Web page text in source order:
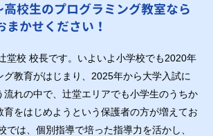
校生のプログラミング教室なら
まかせください！
堂校 校長です。いよいよ小学校でも2020年
グ教育がはじまり、2025年から大学入試に
流れの中で、辻堂エリアでも小学生のうちか
育をはじめようという保護者の方が増えてお
では、個別指導で培った指導力を活かし、